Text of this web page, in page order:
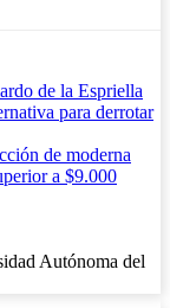
de la Espriella
para derrotar
de moderna
a $9.000
Autónoma del